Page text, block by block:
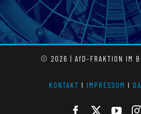
© 2026 | AfD-FRAKTION IM
KONTAKT l IMPRESSUM l